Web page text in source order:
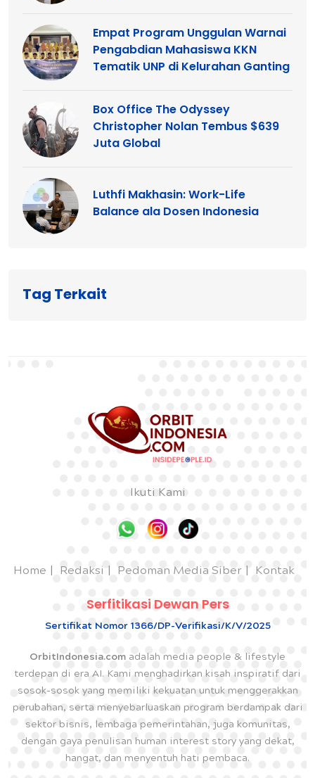
Empat Program Unggulan Warnai
Pengabdian Mahasiswa KKN
Tematik UNP di Kelurahan Ganting
Box Office The Odyssey
Christopher Nolan Tembus $639
Juta Global
Luthfi Makhasin: Work-Life
Balance ala Dosen Indonesia
Tag Terkait
Ikuti Kami
Home Redaksi Pedoman Media Siber Kontak
Serfitikasi Dewan Pers
Sertifikat Nomor 1366/DP-Verifikasi/K/V/2025
OrbitIndonesia.com adalah media people & lifestyle
terdepan di era AI. Kami menghadirkan kisah inspiratif dari
sosok-sosok yang memiliki kekuatan untuk menggerakkan
perubahan, serta menyebarluaskan program berdampak dari
sektor bisnis, lembaga pemerintahan, juga komunitas,
dengan gaya penulisan human interest story yang dekat,
hangat, dan menyentuh hati pembaca.